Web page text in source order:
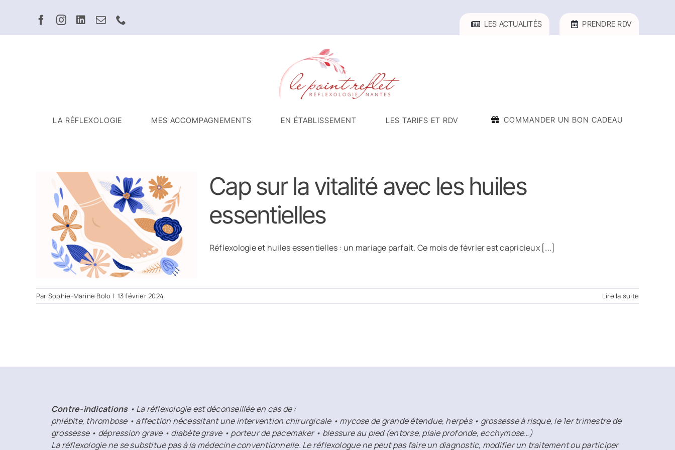
LES ACTUALITÉS PRENDRE RDV
LA RÉFLEXOLOGIE MES ACCOMPAGNEMENTS EN ÉTABLISSEMENT LES TARIFS ET RDV COMMANDER UN BON CADEAU
Cap sur la vitalité avec les huiles
essentielles
Réflexologie et huiles essentielles : un mariage parfait. Ce mois de février est capricieux [...]
Par Sophie-Marine Bolo | 13 février 2024 Lire la suite
Contre-indications• La réflexologie est déconseillée en cas de :
phlébite, thrombose • affection nécessitant une intervention chirurgicale • mycose de grande étendue, herpès • grossesse à risque, le 1er trimestre de
grossesse • dépression grave • diabète grave • porteur de pacemaker • blessure au pied (entorse, plaie profonde, ecchymose…)
La réflexologie ne se substitue pas à la médecine conventionnelle. Le réflexologue ne peut pas faire un diagnostic, modifier un traitement ou participer